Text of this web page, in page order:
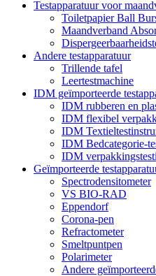
Testapparatuur voor
Toiletpapier Ball
Maandverband
Andere testapparatuur
Trillende tafel
Leertestmachine
IDM geïmporteerde
IDM rubberen en
IDM flexibel
IDM
IDM Bedcategorie-
IDM
Geïmporteerde
Spectrodensitometer
VS BIO-RAD
Eppendorf
Corona-pen
Refractometer
Smeltpuntpen
Polarimeter
Andere